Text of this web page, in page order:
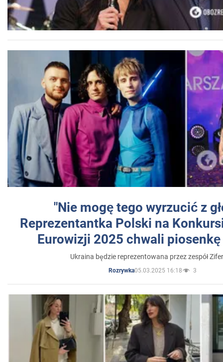
"Nie mogę tego wyrzucić z
Reprezentantka Polski na
Eurowizji 2025 chwali
Ukraina będzie reprezentowana przez zespół
Rozrywka05.03.2025 16:18 3